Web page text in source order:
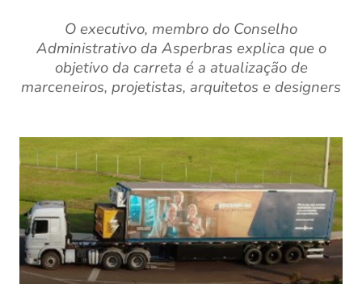
O executivo, membro do Conselho
Administrativo da Asperbras explica que o
objetivo da carreta é a atualização de
marceneiros, projetistas, arquitetos e designers